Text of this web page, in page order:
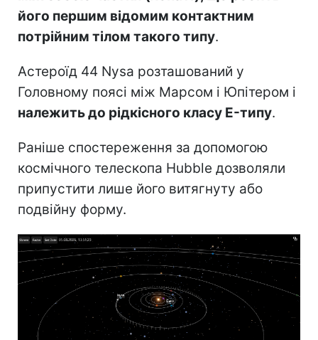
його першим відомим контактним
потрійним тілом такого типу.
Астероїд 44 Nysa розташований у
Головному поясі між Марсом і Юпітером і
належить до рідкісного класу E-типу.
Раніше спостереження за допомогою
космічного телескопа Hubble дозволяли
припустити лише його витягнуту або
подвійну форму.